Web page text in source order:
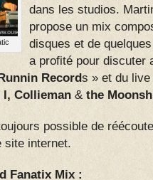
dans les studios.
propose un mix
disques et de
a profité pour discuter
Records » et du live
I, Collieman & the
possible de
site internet.
Fanatix Mix :